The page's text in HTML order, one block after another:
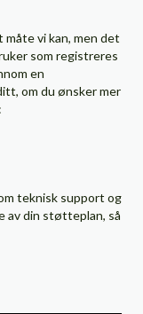
måte vi kan, men det
som registreres
en
om du ønsker mer
teknisk support og
av din støtteplan, så